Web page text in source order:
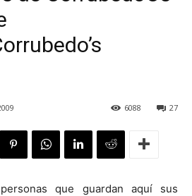
27
6088
que guardan aquí sus